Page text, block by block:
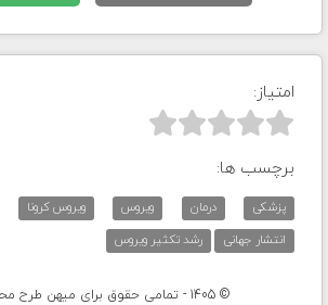
امتیاز:



برچسب ها:
پزشکی درمان ویروس ویروس کرونا
انتشار جهانی
رشد تکثیر ویروس
© 1405 - تمامی حقوق برای میهن طرح محفوظ است.